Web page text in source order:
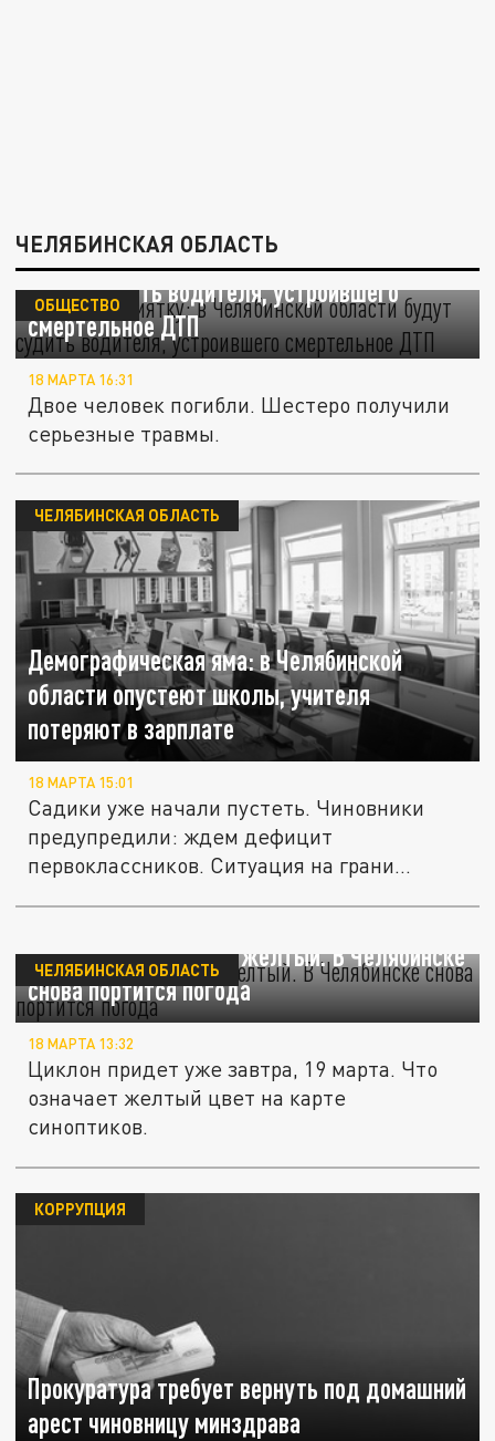
ЧЕЛЯБИНСКАЯ ОБЛАСТЬ
"5 машин всмятку": в Челябинской области
будут судить водителя, устроившего
смертельное ДТП
ОБЩЕСТВО
18 МАРТА 16:31
Двое человек погибли. Шестеро получили
серьезные травмы.
Демографическая яма: в Челябинской
области опустеют школы, учителя
потеряют в зарплате
ЧЕЛЯБИНСКАЯ ОБЛАСТЬ
18 МАРТА 15:01
Садики уже начали пустеть. Чиновники
предупредили: ждем дефицит
первоклассников. Ситуация на грани
Уровень опасности — желтый. В Челябинске
снова портится погода
ЧЕЛЯБИНСКАЯ ОБЛАСТЬ
18 МАРТА 13:32
Циклон придет уже завтра, 19 марта. Что
означает желтый цвет на карте
синоптиков.
Прокуратура требует вернуть под домашний
арест чиновницу минздрава
КОРРУПЦИЯ